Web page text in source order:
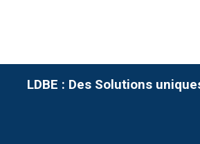
LDBE : Des Solutions